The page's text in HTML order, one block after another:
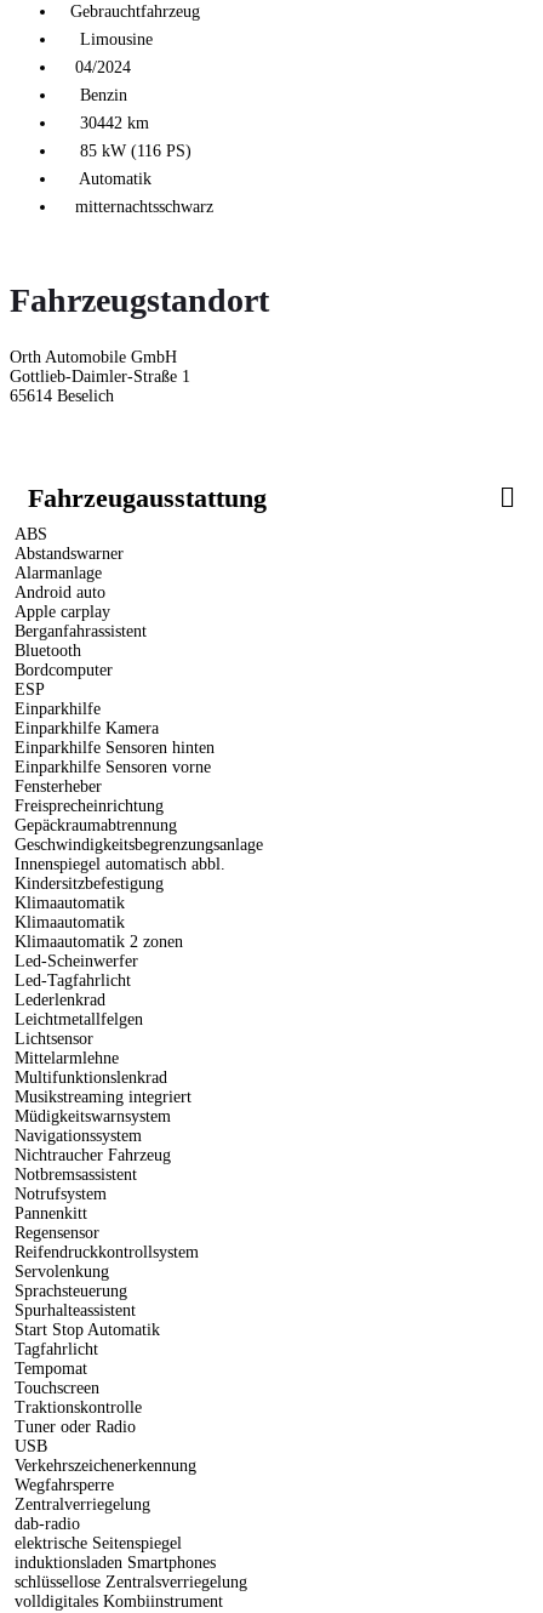
Gebrauchtfahrzeug
Limousine
04/2024
Benzin
30442 km
85 kW (116 PS)
Automatik
mitternachtsschwarz
Fahrzeugstandort
Orth Automobile GmbH
Gottlieb-Daimler-Straße 1
65614 Beselich
Fahrzeugausstattung
ABS
Abstandswarner
Alarmanlage
Android auto
Apple carplay
Berganfahrassistent
Bluetooth
Bordcomputer
ESP
Einparkhilfe
Einparkhilfe Kamera
Einparkhilfe Sensoren hinten
Einparkhilfe Sensoren vorne
Fensterheber
Freisprecheinrichtung
Gepäckraumabtrennung
Geschwindigkeitsbegrenzungsanlage
Innenspiegel automatisch abbl.
Kindersitzbefestigung
Klimaautomatik
Klimaautomatik
Klimaautomatik 2 zonen
Led-Scheinwerfer
Led-Tagfahrlicht
Lederlenkrad
Leichtmetallfelgen
Lichtsensor
Mittelarmlehne
Multifunktionslenkrad
Musikstreaming integriert
Müdigkeitswarnsystem
Navigationssystem
Nichtraucher Fahrzeug
Notbremsassistent
Notrufsystem
Pannenkitt
Regensensor
Reifendruckkontrollsystem
Servolenkung
Sprachsteuerung
Spurhalteassistent
Start Stop Automatik
Tagfahrlicht
Tempomat
Touchscreen
Traktionskontrolle
Tuner oder Radio
USB
Verkehrszeichenerkennung
Wegfahrsperre
Zentralverriegelung
dab-radio
elektrische Seitenspiegel
induktionsladen Smartphones
schlüssellose Zentralsverriegelung
volldigitales Kombiinstrument